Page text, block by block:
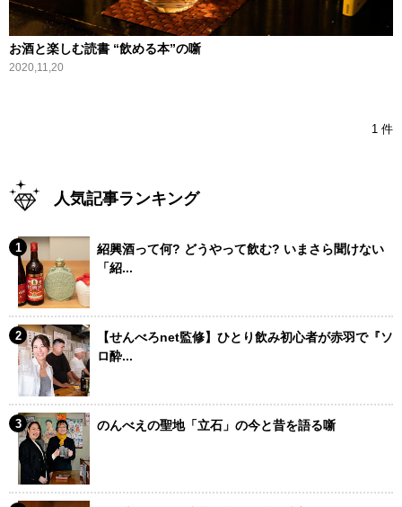
お酒と楽しむ読書 “飲める本”の噺
2020,11,20
1 件
人気記事ランキング
紹興酒って何? どうやって飲む? いまさら聞けない
「紹...
【せんべろnet監修】ひとり飲み初心者が赤羽で『ソ
ロ酔...
のんべえの聖地「立石」の今と昔を語る噺